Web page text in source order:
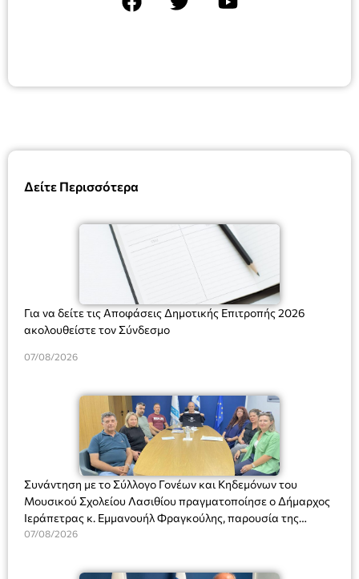
Δείτε Περισσότερα
Για να δείτε τις Αποφάσεις Δημοτικής Επιτροπής 2026
ακολουθείστε τον Σύνδεσμο
07/08/2026
Συνάντηση με το Σύλλογο Γονέων και Κηδεμόνων του
Μουσικού Σχολείου Λασιθίου πραγματοποίησε ο Δήμαρχος
Ιεράπετρας κ. Εμμανουήλ Φραγκούλης, παρουσία της
Διευθύντριας του σχολείου κας Μαριάννας Χαΐτα.
07/08/2026